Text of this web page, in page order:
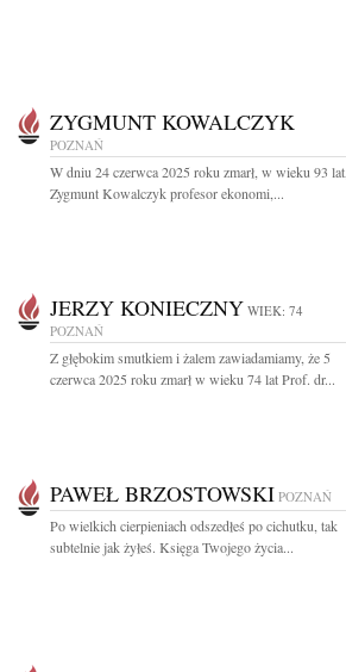
ZYGMUNT KOWALCZYK
POZNAŃ
W dniu 24 czerwca 2025 roku zmarł, w wieku 93 lat,
Zygmunt Kowalczyk profesor ekonomi,...
JERZY KONIECZNY WIEK: 74
POZNAŃ
Z głębokim smutkiem i żalem zawiadamiamy, że 5
czerwca 2025 roku zmarł w wieku 74 lat Prof. dr...
PAWEŁ BRZOSTOWSKI POZNAŃ
Po wielkich cierpieniach odszedłeś po cichutku, tak
subtelnie jak żyłeś. Księga Twojego życia...